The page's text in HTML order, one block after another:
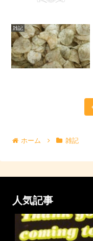
雑記
ホーム 雑記
人気記事